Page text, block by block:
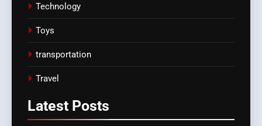
Technology
Toys
transportation
Travel
Latest Posts